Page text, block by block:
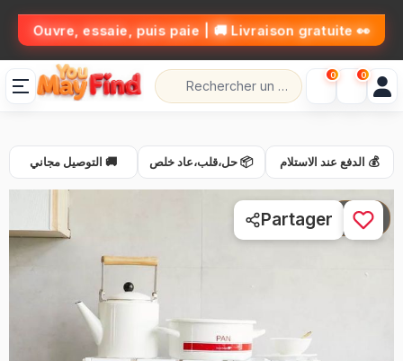
👀 Ouvre, essaie, puis paie | 🚚 Livraison gratuite
🚚 التوصيل مجاني 📦 حل،قلب،عاد خلص 💰 الدفع عند الاستلام
1 / 3
Partager
0 0